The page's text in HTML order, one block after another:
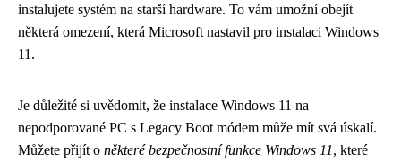
instalujete systém na starší hardware. To vám umožní obejít
některá omezení, která Microsoft nastavil pro instalaci Windows
11.
Je důležité si uvědomit, že instalace Windows 11 na
nepodporované PC s Legacy Boot módem může mít svá úskalí.
Můžete přijít o některé bezpečnostní funkce Windows 11, které